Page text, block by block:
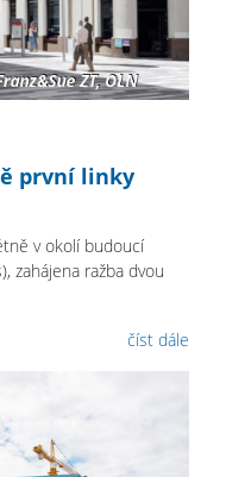
první linky
v okolí budoucí
zahájena ražba dvou
číst dále